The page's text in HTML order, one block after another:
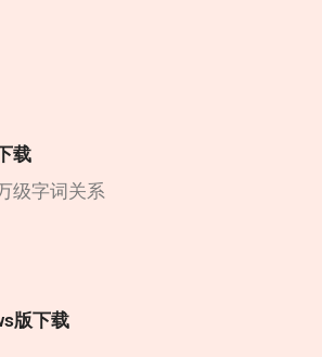
载
级字词关系
版下载